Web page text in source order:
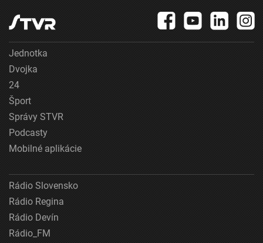
Jednotka
Dvojka
24
Šport
Správy STVR
Podcasty
Mobilné aplikácie
Rádio Slovensko
Rádio Regina
Rádio Devín
Rádio_FM